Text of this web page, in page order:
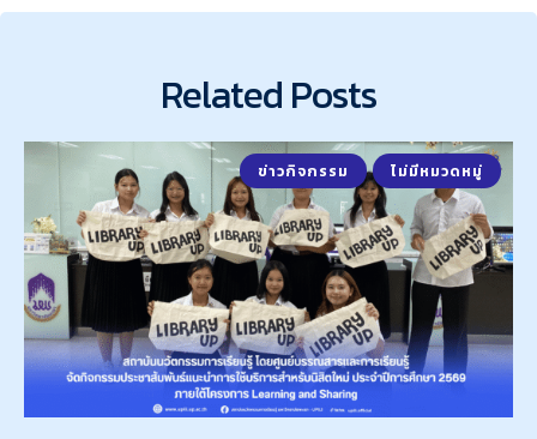
Related Posts
ข่าวกิจกรรม ไม่มีหมวดหมู่